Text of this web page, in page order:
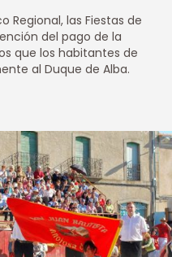
Regional, las Fiestas de
del pago de la
que los habitantes de
al Duque de Alba.